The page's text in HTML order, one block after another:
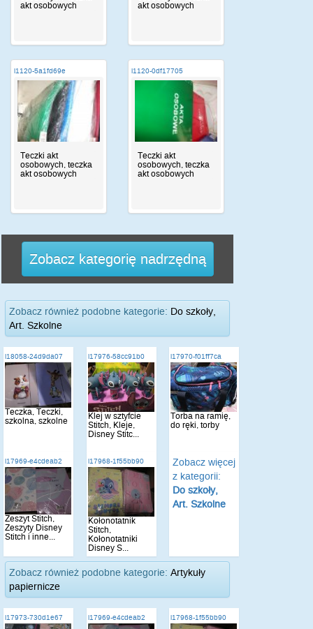
akt osobowych
akt osobowych
i1120-5a1fd69e
Teczki akt
osobowych, teczka
akt osobowych
i1120-0df17705
Teczki akt
osobowych, teczka
akt osobowych
Zobacz kategorię nadrzędną
Zobacz również podobne kategorie: Do szkoły,
Art. Szkolne
i18058-24d9da07
Teczka, Teczki,
szkolna, szkolne
i17976-58cc91b0
Klej w sztyfcie
Stitch, Kleje,
Disney Stitc...
i17970-f01ff7ca
Torba na ramię,
do ręki, torby
i17969-e4cdeab2
Zeszyt Stitch,
Zeszyty Disney
Stitch i inne...
i17968-1f55bb90
Kołonotatnik
Stitch,
Kołonotatniki
Disney S...
Zobacz więcej
z kategorii:
Do szkoły,
Art. Szkolne
Zobacz również podobne kategorie: Artykuły
papiernicze
i17973-730d1e67 i17969-e4cdeab2 i17968-1f55bb90